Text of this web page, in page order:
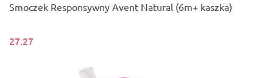
Smoczek Responsywny Avent Natural (6m+ kaszka)
27.27